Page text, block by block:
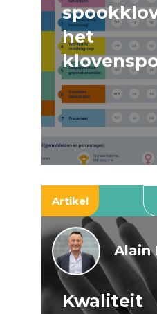
het
Artikel
Alain
Kwaliteit